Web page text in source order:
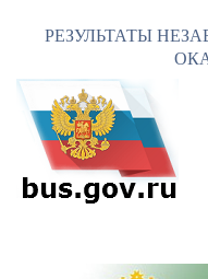
РЕЗУЛЬТАТЫ